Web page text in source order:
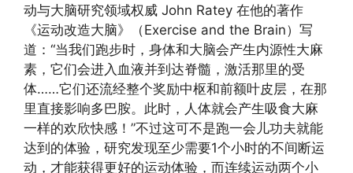
动与大脑研究领域权威 John Ratey 在他的著作
《运动改造大脑》（Exercise and the Brain）写
道：“当我们跑步时，身体和大脑会产生内源性大麻
素，它们会进入血液并到达脊髓，激活那里的受
体……它们还流经整个奖励中枢和前额叶皮层，在那
里直接影响多巴胺。此时，人体就会产生吸食大麻
一样的欢欣快感！”不过这可不是跑一会儿功夫就能
达到的体验，研究发现至少需要1个小时的不间断运
动，才能获得更好的运动体验，而连续运动两个小